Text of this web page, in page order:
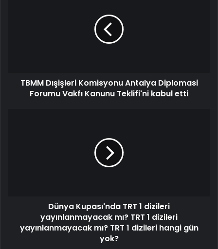
TBMM Dışişleri Komisyonu Antalya Diplomasi
Forumu Vakfı Kanunu Teklifi'ni kabul etti
Dünya Kupası'nda TRT 1 dizileri
yayınlanmayacak mı? TRT 1 dizileri
yayınlanmayacak mı? TRT 1 dizileri hangi gün
yok?